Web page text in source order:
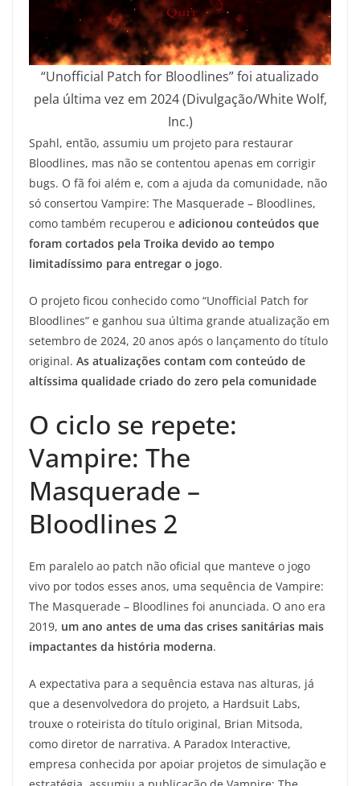
“Unofficial Patch for Bloodlines” foi atualizado
pela última vez em 2024 (Divulgação/White Wolf,
Inc.)
Spahl, então, assumiu um projeto para restaurar
Bloodlines, mas não se contentou apenas em corrigir
bugs. O fã foi além e, com a ajuda da comunidade, não
só consertou Vampire: The Masquerade – Bloodlines,
como também recuperou e adicionou conteúdos que
foram cortados pela Troika devido ao tempo
limitadíssimo para entregar o jogo.
O projeto ficou conhecido como “Unofficial Patch for
Bloodlines” e ganhou sua última grande atualização em
setembro de 2024, 20 anos após o lançamento do título
original. As atualizações contam com conteúdo de
altíssima qualidade criado do zero pela comunidade
O ciclo se repete:
Vampire: The
Masquerade –
Bloodlines 2
Em paralelo ao patch não oficial que manteve o jogo
vivo por todos esses anos, uma sequência de Vampire:
The Masquerade – Bloodlines foi anunciada. O ano era
2019, um ano antes de uma das crises sanitárias mais
impactantes da história moderna.
A expectativa para a sequência estava nas alturas, já
que a desenvolvedora do projeto, a Hardsuit Labs,
trouxe o roteirista do título original, Brian Mitsoda,
como diretor de narrativa. A Paradox Interactive,
empresa conhecida por apoiar projetos de simulação e